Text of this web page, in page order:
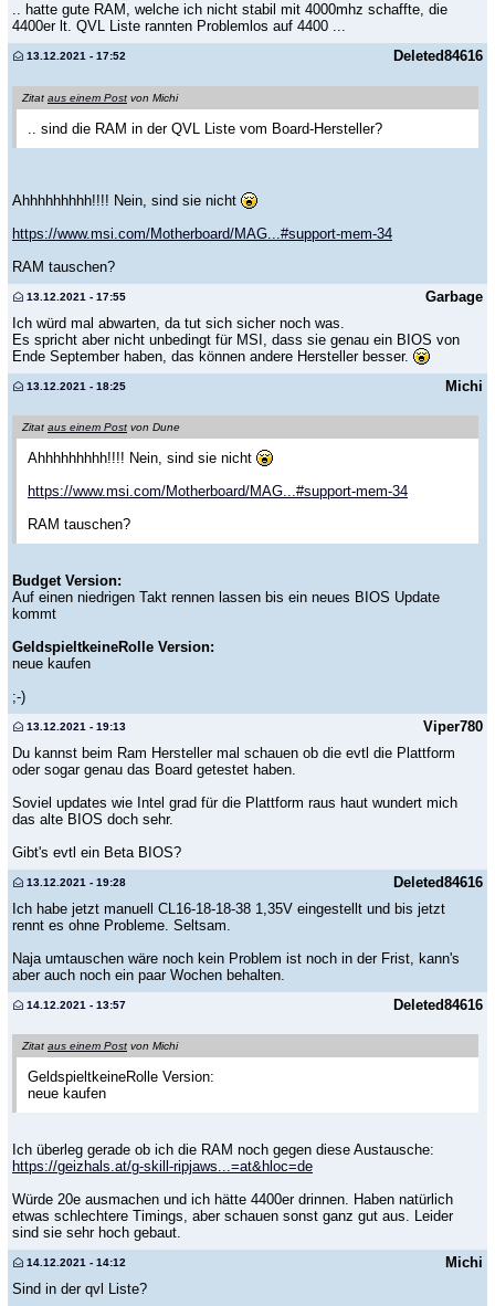
.. hatte gute RAM, welche ich nicht stabil mit 4000mhz schaffte, die
4400er lt. QVL Liste rannten Problemlos auf 4400 ...
Deleted84616
13.12.2021 - 17:52
Zitat aus einem Post von Michi
.. sind die RAM in der QVL Liste vom Board-Hersteller?
Ahhhhhhhhh!!!! Nein, sind sie nicht
https://www.msi.com/Motherboard/MAG...#support-mem-34
RAM tauschen?
Garbage
13.12.2021 - 17:55
Ich würd mal abwarten, da tut sich sicher noch was.
Es spricht aber nicht unbedingt für MSI, dass sie genau ein BIOS von
Ende September haben, das können andere Hersteller besser.
Michi
13.12.2021 - 18:25
Zitat aus einem Post von Dune
Ahhhhhhhhh!!!! Nein, sind sie nicht
https://www.msi.com/Motherboard/MAG...#support-mem-34
RAM tauschen?
Budget Version:
Auf einen niedrigen Takt rennen lassen bis ein neues BIOS Update
kommt
GeldspieltkeineRolle Version:
neue kaufen
;-)
Viper780
13.12.2021 - 19:13
Du kannst beim Ram Hersteller mal schauen ob die evtl die Plattform
oder sogar genau das Board getestet haben.
Soviel updates wie Intel grad für die Plattform raus haut wundert mich
das alte BIOS doch sehr.
Gibt's evtl ein Beta BIOS?
Deleted84616
13.12.2021 - 19:28
Ich habe jetzt manuell CL16-18-18-38 1,35V eingestellt und bis jetzt
rennt es ohne Probleme. Seltsam.
Naja umtauschen wäre noch kein Problem ist noch in der Frist, kann's
aber auch noch ein paar Wochen behalten.
Deleted84616
14.12.2021 - 13:57
Zitat aus einem Post von Michi
GeldspieltkeineRolle Version:
neue kaufen
Ich überleg gerade ob ich die RAM noch gegen diese Austausche:
https://geizhals.at/g-skill-ripjaws...=at&hloc=de
Würde 20e ausmachen und ich hätte 4400er drinnen. Haben natürlich
etwas schlechtere Timings, aber schauen sonst ganz gut aus. Leider
sind sie sehr hoch gebaut.
Michi
14.12.2021 - 14:12
Sind in der qvl Liste?